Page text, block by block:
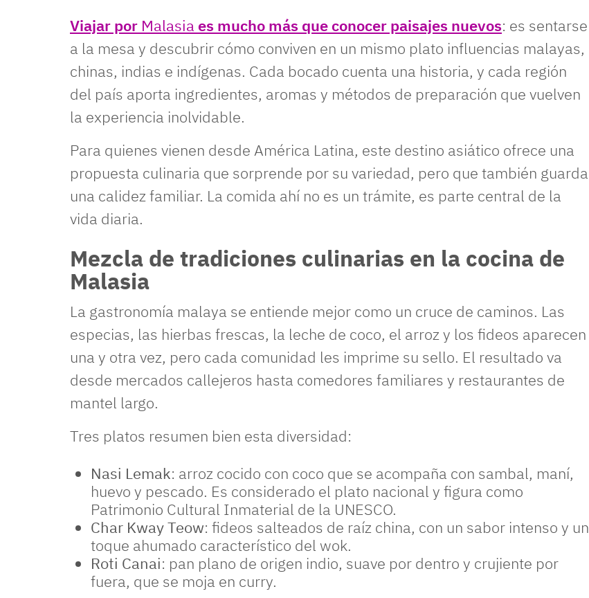
Viajar por Malasiaes mucho más que conocer paisajes nuevos: es sentarse
a la mesa y descubrir cómo conviven en un mismo plato influencias malayas,
chinas, indias e indígenas. Cada bocado cuenta una historia, y cada región
del país aporta ingredientes, aromas y métodos de preparación que vuelven
la experiencia inolvidable.
Para quienes vienen desde América Latina, este destino asiático ofrece una
propuesta culinaria que sorprende por su variedad, pero que también guarda
una calidez familiar. La comida ahí no es un trámite, es parte central de la
vida diaria.
Mezcla de tradiciones culinarias en la cocina de
Malasia
La gastronomía malaya se entiende mejor como un cruce de caminos. Las
especias, las hierbas frescas, la leche de coco, el arroz y los fideos aparecen
una y otra vez, pero cada comunidad les imprime su sello. El resultado va
desde mercados callejeros hasta comedores familiares y restaurantes de
mantel largo.
Tres platos resumen bien esta diversidad:
Nasi Lemak: arroz cocido con coco que se acompaña con sambal, maní,
huevo y pescado. Es considerado el plato nacional y figura como
Patrimonio Cultural Inmaterial de la UNESCO.
Char Kway Teow: fideos salteados de raíz china, con un sabor intenso y un
toque ahumado característico del wok.
Roti Canai: pan plano de origen indio, suave por dentro y crujiente por
fuera, que se moja en curry.